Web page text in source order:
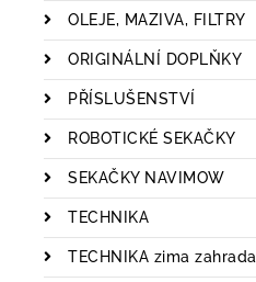
OLEJE, MAZIVA, FILTRY
ORIGINÁLNÍ DOPLŇKY
PŘÍSLUŠENSTVÍ
ROBOTICKÉ SEKAČKY
SEKAČKY NAVIMOW
TECHNIKA
TECHNIKA zima zahrada